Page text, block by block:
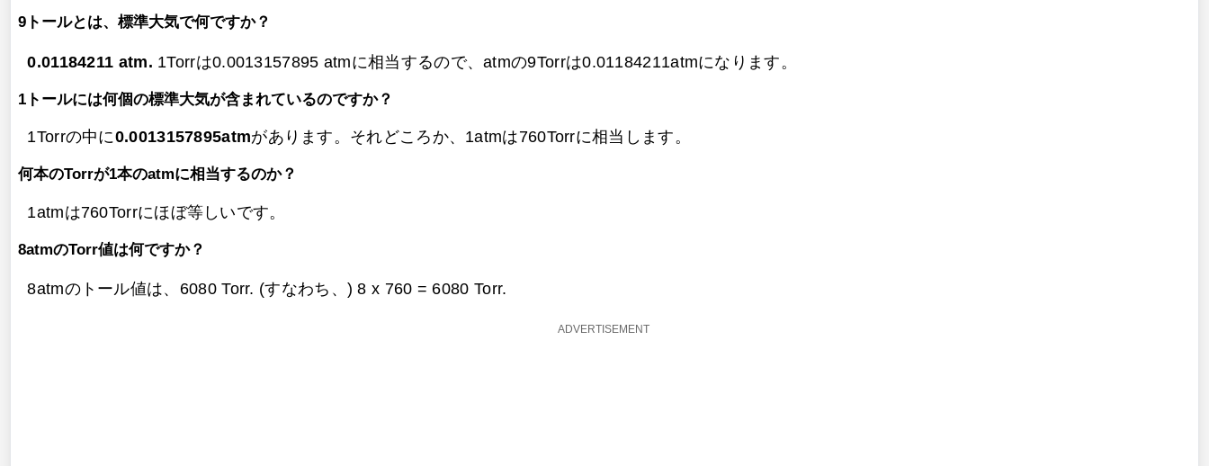
9トールとは、標準大気で何ですか？
0.01184211 atm. 1Torrは0.0013157895 atmに相当するので、atmの9Torrは0.01184211atmになります。
1トールには何個の標準大気が含まれているのですか？
1Torrの中に0.0013157895atmがあります。それどころか、1atmは760Torrに相当します。
何本のTorrが1本のatmに相当するのか？
1atmは760Torrにほぼ等しいです。
8atmのTorr値は何ですか？
8atmのトール値は、 6080 Torr. (すなわち、) 8 x 760 = 6080 Torr.